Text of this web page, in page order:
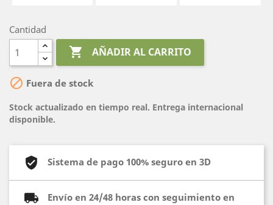
Cantidad
 AÑADIR AL CARRITO
 Fuera de stock
Stock actualizado en tiempo real. Entrega internacional
disponible.
Sistema de pago 100% seguro en 3D
Envío en 24/48 horas con seguimiento en